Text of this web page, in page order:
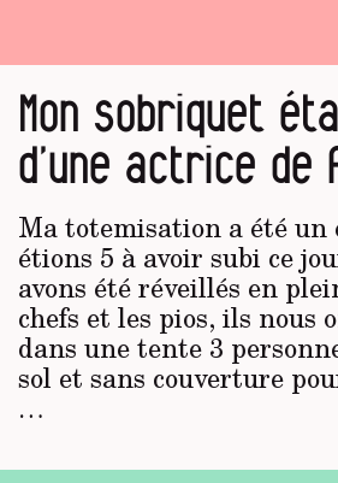
Mon sobriquet
d’une actrice
Ma totemisation a été un
étions 5 à avoir subi ce
avons été réveillés en
chefs et les pios, ils nous
dans une tente 3
sol et sans couverture
…